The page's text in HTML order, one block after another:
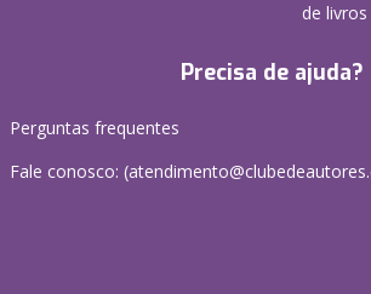
de livros
Precisa de ajuda?
Perguntas frequentes
Fale conosco: